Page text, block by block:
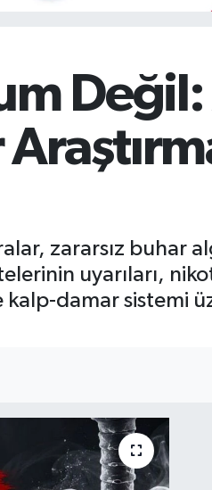
zararsız buhar
uyarıları,
damar sistemi